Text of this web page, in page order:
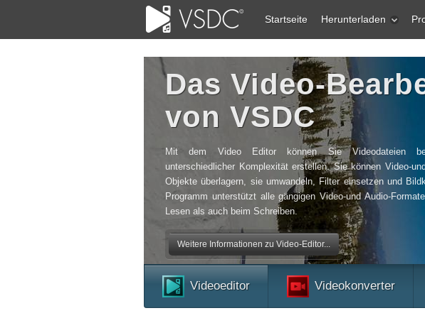
Startseite Herunterladen
Das Video-
von VSDC
Mit dem Video Editor können Sie Videodateien
unterschiedlicher Komplexität erstellen. Sie können Video-
Objekte überlagern, sie umwandeln, Filter einsetzen und
Programm unterstützt alle gängigen Video-und Audio-
Lesen als auch beim Schreiben.
Weitere Informationen zu Video-Editor...
Videoeditor Videokonverter